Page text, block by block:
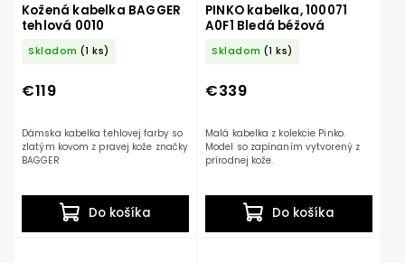
Kožená kabelka BAGGER
tehlová 0010
Skladom (1 ks)
€119
Do košíka
Dámska kabelka tehlovej farby so
zlatým kovom z pravej kože značky
BAGGER
PINKO kabelka, 100071
A0F1 Bledá béžová
Skladom (1 ks)
€339
Do košíka
Malá kabelka z kolekcie Pinko.
Model so zapínaním vytvorený z
prírodnej kože.